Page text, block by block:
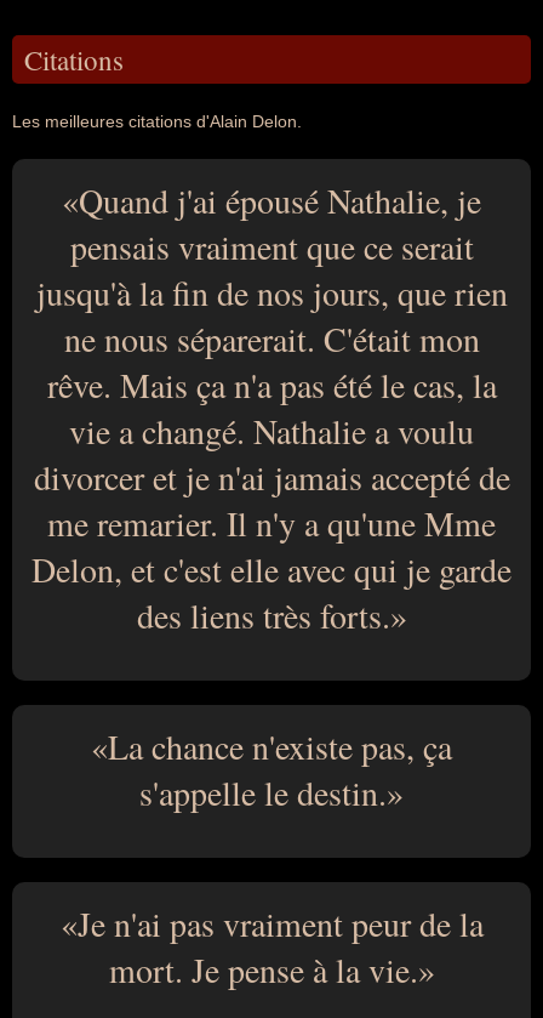
Citations
Les meilleures citations d'Alain Delon.
Quand j'ai épousé Nathalie, je
pensais vraiment que ce serait
jusqu'à la fin de nos jours, que rien
ne nous séparerait. C'était mon
rêve. Mais ça n'a pas été le cas, la
vie a changé. Nathalie a voulu
divorcer et je n'ai jamais accepté de
me remarier. Il n'y a qu'une Mme
Delon, et c'est elle avec qui je garde
des liens très forts.
La chance n'existe pas, ça
s'appelle le destin.
Je n'ai pas vraiment peur de la
mort. Je pense à la vie.